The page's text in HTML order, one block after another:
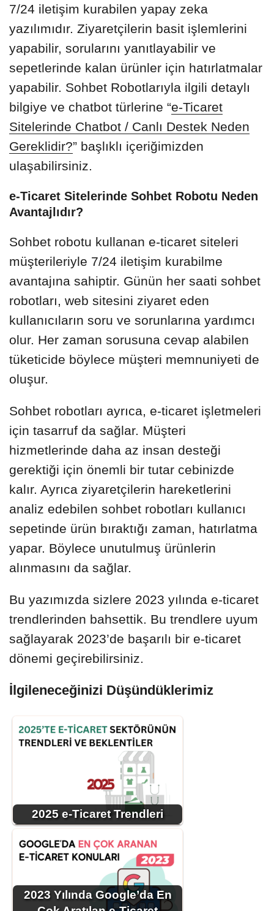
7/24 iletişim kurabilen yapay zeka
yazılımıdır. Ziyaretçilerin basit işlemlerini
yapabilir, sorularını yanıtlayabilir ve
sepetlerinde kalan ürünler için hatırlatmalar
yapabilir. Sohbet Robotlarıyla ilgili detaylı
bilgiye ve chatbot türlerine “e-Ticaret
Sitelerinde Chatbot / Canlı Destek Neden
Gereklidir?” başlıklı içeriğimizden
ulaşabilirsiniz.
e-Ticaret Sitelerinde Sohbet Robotu Neden
Avantajlıdır?
Sohbet robotu kullanan e-ticaret siteleri
müşterileriyle 7/24 iletişim kurabilme
avantajına sahiptir. Günün her saati sohbet
robotları, web sitesini ziyaret eden
kullanıcıların soru ve sorunlarına yardımcı
olur. Her zaman sorusuna cevap alabilen
tüketicide böylece müşteri memnuniyeti de
oluşur.
Sohbet robotları ayrıca, e-ticaret işletmeleri
için tasarruf da sağlar. Müşteri
hizmetlerinde daha az insan desteği
gerektiği için önemli bir tutar cebinizde
kalır. Ayrıca ziyaretçilerin hareketlerini
analiz edebilen sohbet robotları kullanıcı
sepetinde ürün bıraktığı zaman, hatırlatma
yapar. Böylece unutulmuş ürünlerin
alınmasını da sağlar.
Bu yazımızda sizlere 2023 yılında e-ticaret
trendlerinden bahsettik. Bu trendlere uyum
sağlayarak 2023’de başarılı bir e-ticaret
dönemi geçirebilirsiniz.
İlgileneceğinizi Düşündüklerimiz
2025 e-Ticaret Trendleri
2023 Yılında Google’da En